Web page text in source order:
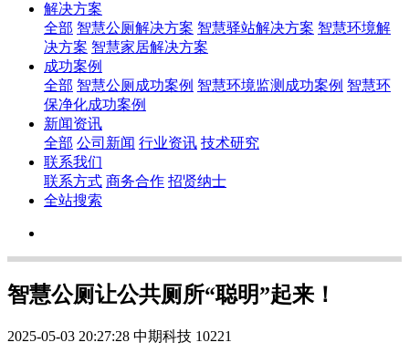
解决方案
全部 智慧公厕解决方案 智慧驿站解决方案 智慧环境解
决方案 智慧家居解决方案
成功案例
全部 智慧公厕成功案例 智慧环境监测成功案例 智慧环
保净化成功案例
新闻资讯
全部 公司新闻 行业资讯 技术研究
联系我们
联系方式 商务合作 招贤纳士
全站搜索
智慧公厕让公共厕所“聪明”起来！
2025-05-03 20:27:28 中期科技 10221